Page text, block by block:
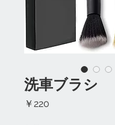
洗車ブラシ
￥220